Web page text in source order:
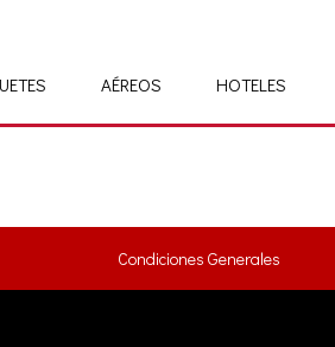
AÉREOS HOTELES
Condiciones Generales